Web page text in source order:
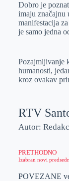
Dobro je
imaju značajnu
manifestacija
je samo jedna
Pozajmljivanje
humanosti,
kroz ovakav
RTV
Autor:
PRETHODNO
POVEZANE